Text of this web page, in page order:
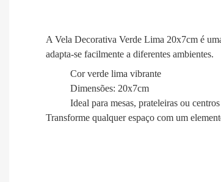
A Vela Decorativa Verde Lima 20x7cm é
adapta-se facilmente a diferentes ambientes.
Cor verde lima vibrante
Dimensões: 20x7cm
Ideal para mesas, prateleiras ou centros
Transforme qualquer espaço com um